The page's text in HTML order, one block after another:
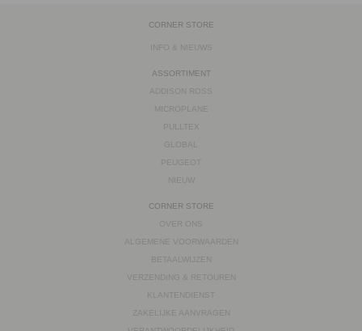
CORNER STORE
INFO & NIEUWS
ASSORTIMENT
ADDISON ROSS
MICROPLANE
PULLTEX
GLOBAL
PEUGEOT
NIEUW
CORNER STORE
OVER ONS
ALGEMENE VOORWAARDEN
BETAALWIJZEN
VERZENDING & RETOUREN
KLANTENDIENST
ZAKELIJKE AANVRAGEN